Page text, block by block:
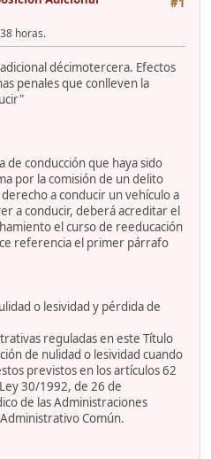
horas.
décimotercera. Efectos
penales que conlleven la
de conducción que haya sido
por la comisión de un delito
a conducir un vehículo a
a conducir, deberá acreditar el
el curso de reeducación
referencia el primer párrafo
o lesividad y pérdida de
reguladas en este Título
de nulidad o lesividad cuando
previstos en los artículos 62
30/1992, de 26 de
de las Administraciones
Común.